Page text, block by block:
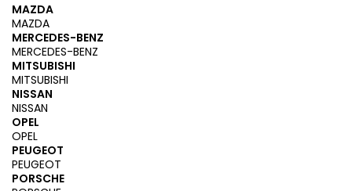
MAZDA
MAZDA
MERCEDES-BENZ
MERCEDES-BENZ
MITSUBISHI
MITSUBISHI
NISSAN
NISSAN
OPEL
OPEL
PEUGEOT
PEUGEOT
PORSCHE